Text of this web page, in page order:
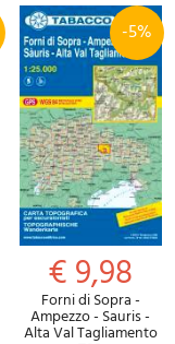
-5%
€ 9,98
Forni di Sopra -
Ampezzo - Sauris -
Alta Val Tagliamento